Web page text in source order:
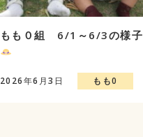
もも０組 6/1～6/3の様子
2026年6月3日 もも0